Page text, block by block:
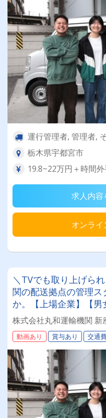
運行管理者, 管理者,
栃木県宇都宮市
19.8~22万円＋時間
求人内容
オンライ
＼TVでも取り上げら
関の配送拠点の管理
か。【上場企業】【男
遇面充実】安定した環
2回》《退職金あり》
株式会社丸和運輸機関 新
動画あり 賞与あり 交通